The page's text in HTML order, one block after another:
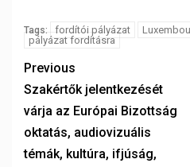
Tags: fordítói pályázat
pályázat fordításra
Previous
Szakértők jelentkezését
várja az Európai Bizottság
oktatás, audiovizuális
témák, kultúra, ifjúság,